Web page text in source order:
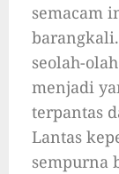
semacam
seolah-
menjadi
terpantas
Lantas
sempurna